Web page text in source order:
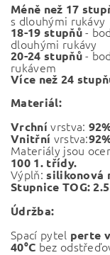
Méně než 17
s dlouhými rukávy
18-19 stupňů-
dlouhými rukávy
20-24 stupňů-
rukávem
Více než 24
Materiál:
Vrchní vrstva:
Vnitřní vrstva:
Materiály jsou
100 1. třídy.
Výplň:silikonová
Stupnice TOG: 2.5
Údržba:
Spací pytel perte
40°C bez